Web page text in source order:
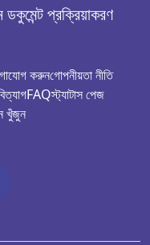
প্রক্রিয়াকরণ
করুনগোপনীয়তা নীতি
FAQস্ট্যাটাস পেজ
খুঁজুন